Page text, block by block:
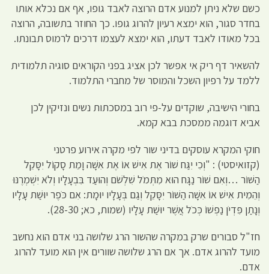
כשם שלא ניתן למנוע אדם הרוצה לאבד גופו, אף אם נכלא אותו
בחדר סגור, הוא ימצא רעיון להרוג גופו. כך החוזר בתשובה, הרוצה
בכל מאודו לאבד דעתו, הוא ימצא לעצמו דרכים לרמוס תבונתו.
להשאיר דף ריק אי אפשר לכן אציג בפני הקוראים סוגיה תלמודית
ללמד על רפיון השכל והמוסר של מחברי התלמוד.
בחורי הישיבה, שוקדים על-פי רוב במסכתות נשים ונזיקין לכן
אביא דוגמה ממסכת בבא קמא.
חוקי המקרא עוסקים בדיני שור לפי מקרה אירוע פרטני
(קזואיסטי) : "וְכִי יִגַּח שׁוֹר אֶת אִישׁ אוֹ אֶת אִשָּׁה וָמֵת סָקוֹל יִסָּקֵל
הַשּׁוֹר …וְאִם שׁוֹר נַגָּח הוּא מִתְּמֹל שִׁלְשֹׁם וְהוּעַד בִּבְעָלָיו וְלֹא יִשְׁמְרֶנּוּ
וְהֵמִית אִישׁ אוֹ אִשָּׁה הַשּׁוֹר יִסָּקֵל וְגַם בְּעָלָיו יוּמָת: אִם כֹּפֶר יוּשַׁת עָלָיו
וְנָתַן פִּדְיֹן נַפְשׁוֹ כְּכֹל אֲשֶׁר יוּשַׁת עָלָיו (שמות, כא; 28-30).
חז"ל סבורים שרק במקרה שהשור הרג שלושה בני אדם הוא נחשב
מועד להרוג אדם. אך אם הרג שלושה שוורים אין הוא מועד להרוג
אדם.